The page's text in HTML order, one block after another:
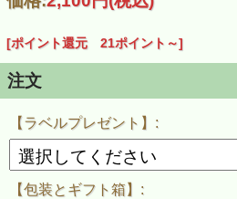
この商品のラベルデザインは、[小
ト致します！
※ご注文時に選択して下さい。
発送までに３週間から４週間程お
正式な発送日につきましては、ご
※ご決済方法を『銀行振込』でご
金確認後から３～４週間後のお届
※完全受注生産品の為、お届け日
指定日までのお届けが難しい場合
[ポイント還元 21ポイント～]
注文
【ラベルプレゼント】:
【包装とギフト箱】: